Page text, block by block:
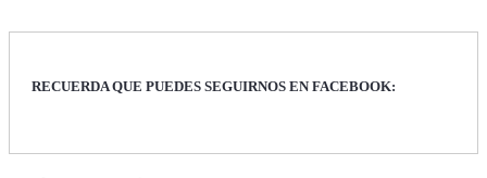
RECUERDA QUE PUEDES SEGUIRNOS EN FACEBOOK: